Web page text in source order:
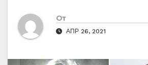
От
АПР 26, 2021